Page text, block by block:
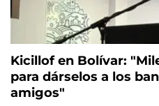
Kicillof en Bolívar:
para dárselos a los
amigos"